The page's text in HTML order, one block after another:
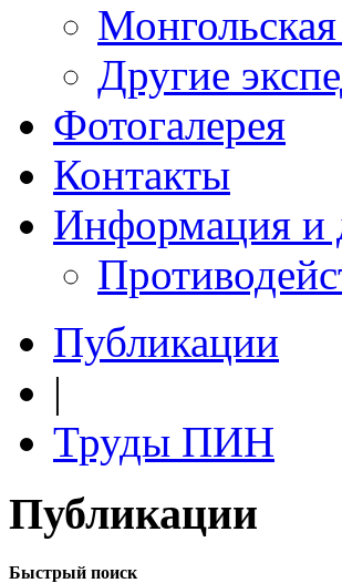
Другие
Фотогалерея
Контакты
Информация и
Публикации
|
Труды ПИН
Публикации
Быстрый поиск